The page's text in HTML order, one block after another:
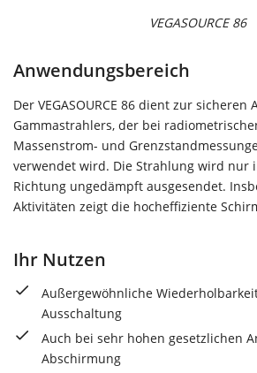
VEGASOURCE 86
Anwendungsbereich
Der VEGASOURCE 86 dient zur sicheren
Gammastrahlers, der bei
Massenstrom- und
verwendet wird. Die Strahlung wird nur
Richtung ungedämpft ausgesendet.
Aktivitäten zeigt die hocheffiziente
Ihr Nutzen
Außergewöhnliche
Ausschaltung
Auch bei sehr hohen gesetzlichen
Abschirmung